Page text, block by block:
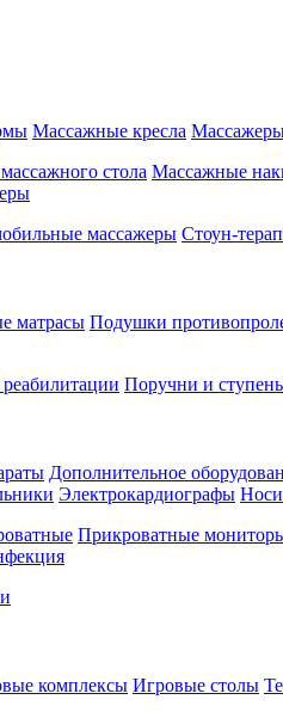
Массажные кресла
стола Массажные
массажеры Стоун-
матрасы Подушки
Поручни и
Дополнительное
Электрокардиографы
Прикроватные
комплексы Игровые столы